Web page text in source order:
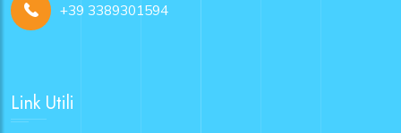
+39 3389301594
Link Utili